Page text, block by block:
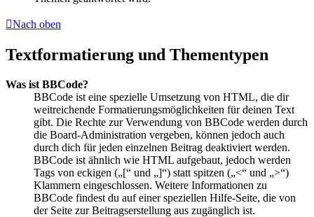
Nach oben
Textformatierung und Thementypen
Was ist BBCode?
BBCode ist eine spezielle Umsetzung von HTML, die dir
weitreichende Formatierungsmöglichkeiten für deinen Text
gibt. Die Rechte zur Verwendung von BBCode werden durch
die Board-Administration vergeben, können jedoch auch
durch dich für jeden einzelnen Beitrag deaktiviert werden.
BBCode ist ähnlich wie HTML aufgebaut, jedoch werden
Tags von eckigen („[“ und „]“) statt spitzen („<“ und „>“)
Klammern eingeschlossen. Weitere Informationen zu
BBCode findest du auf einer speziellen Hilfe-Seite, die von
der Seite zur Beitragserstellung aus zugänglich ist.